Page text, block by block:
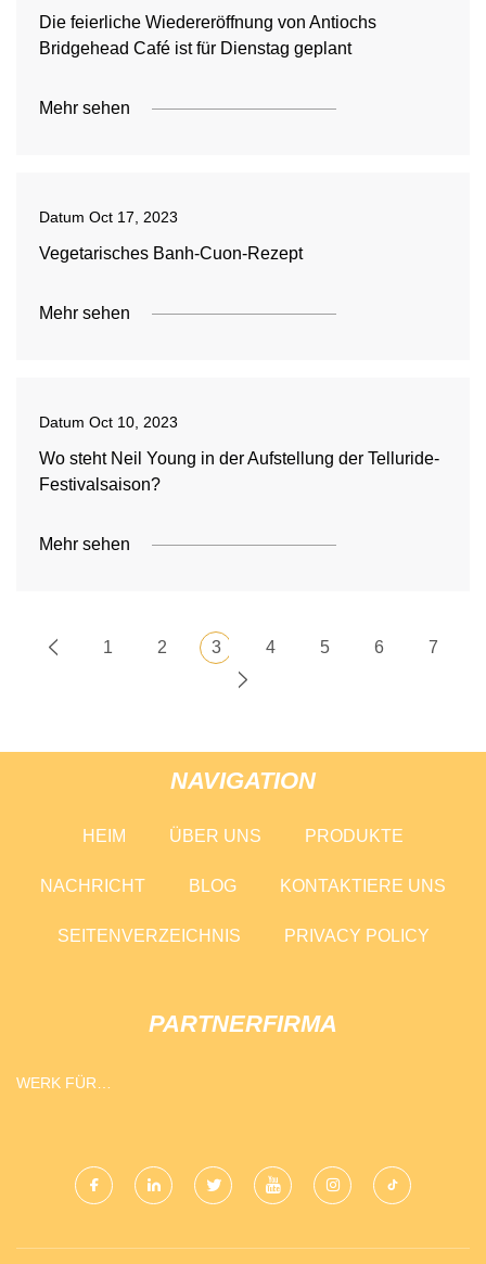
Die feierliche Wiedereröffnung von Antiochs
Bridgehead Café ist für Dienstag geplant
Mehr sehen
Datum Oct 17, 2023
Vegetarisches Banh-Cuon-Rezept
Mehr sehen
Datum Oct 10, 2023
Wo steht Neil Young in der Aufstellung der Telluride-
Festivalsaison?
Mehr sehen
1 2 3 4 5 6 7
NAVIGATION
HEIM ÜBER UNS PRODUKTE
NACHRICHT BLOG KONTAKTIERE UNS
SEITENVERZEICHNIS PRIVACY POLICY
PARTNERFIRMA
WERK FÜR